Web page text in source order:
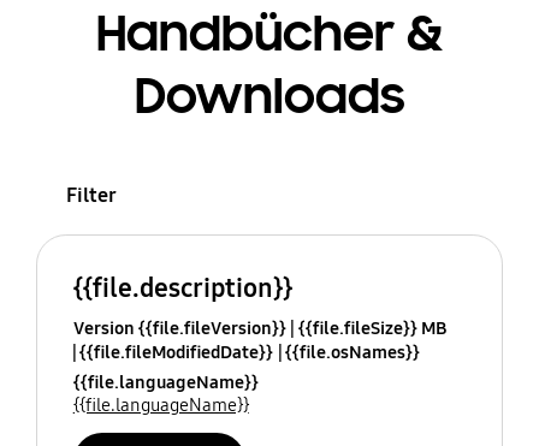
Handbücher &
Downloads
Filter
{{file.description}}
Version {{file.fileVersion}} {{file.fileSize}} MB
{{file.fileModifiedDate}} {{file.osNames}}
{{file.languageName}}
{{file.languageName}}